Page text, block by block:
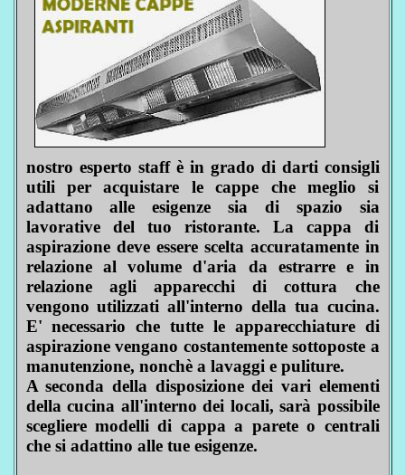
nostro esperto staff è in grado di darti consigli
utili per acquistare le cappe che meglio si
adattano alle esigenze sia di spazio sia
lavorative del tuo ristorante. La cappa di
aspirazione deve essere scelta accuratamente in
relazione al volume d'aria da estrarre e in
relazione agli apparecchi di cottura che
vengono utilizzati all'interno della tua cucina.
E' necessario che tutte le apparecchiature di
aspirazione vengano costantemente sottoposte a
manutenzione, nonchè a lavaggi e puliture.
A seconda della disposizione dei vari elementi
della cucina all'interno dei locali, sarà possibile
scegliere modelli di cappa a parete o centrali
che si adattino alle tue esigenze.